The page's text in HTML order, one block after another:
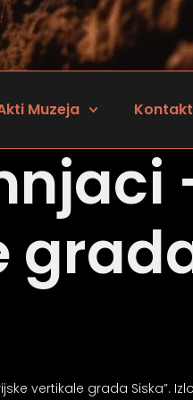
Muzeja Kontakt
vertikale grada Siska”.